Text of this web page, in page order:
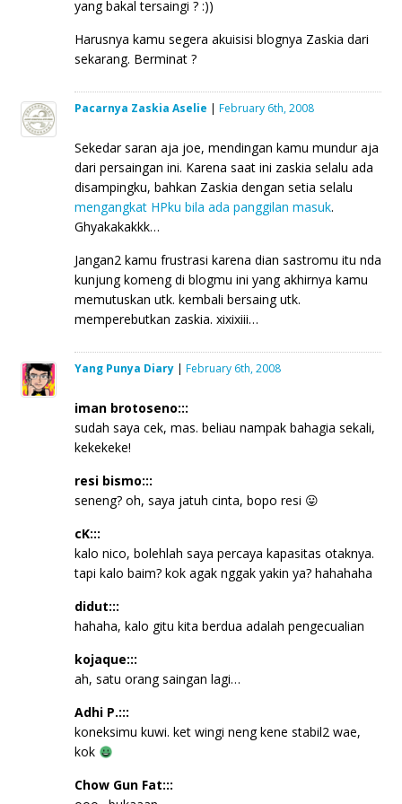
yang bakal tersaingi ? :))
Harusnya kamu segera akuisisi blognya Zaskia dari
sekarang. Berminat ?
Pacarnya Zaskia Aselie | February 6th, 2008
Sekedar saran aja joe, mendingan kamu mundur aja
dari persaingan ini. Karena saat ini zaskia selalu ada
disampingku, bahkan Zaskia dengan setia selalu
mengangkat HPku bila ada panggilan masuk.
Ghyakakakkk…
Jangan2 kamu frustrasi karena dian sastromu itu nda
kunjung komeng di blogmu ini yang akhirnya kamu
memutuskan utk. kembali bersaing utk.
memperebutkan zaskia. xixixiii…
Yang Punya Diary| February 6th, 2008
iman brotoseno:::
sudah saya cek, mas. beliau nampak bahagia sekali,
kekekeke!
resi bismo:::
seneng? oh, saya jatuh cinta, bopo resi 😛
cK:::
kalo nico, bolehlah saya percaya kapasitas otaknya.
tapi kalo baim? kok agak nggak yakin ya? hahahaha
didut:::
hahaha, kalo gitu kita berdua adalah pengecualian
kojaque:::
ah, satu orang saingan lagi…
Adhi P.:::
koneksimu kuwi. ket wingi neng kene stabil2 wae,
kok
Chow Gun Fat:::